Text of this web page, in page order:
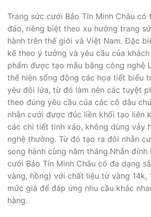
Trang sức cưới Bảo Tín Minh Châu
đáo, riêng biệt theo xu hướng trang
hành trên thế giới và Việt Nam. Đặc
kế theo ý tưởng và yêu cầu của khách
phẩm được tạo mẫu bằng công nghệ
thể hiện sống động các họa tiết biểu
yêu đôi lứa, từ đó làm nên các tuyệt
theo đúng yêu cầu của các cô dâu
nhẫn cưới được đúc liền khối tạo liên
các chi tiết tinh xảo, không dùng vảy
nghệ thường. Từ đó tạo ra đôi nhẫn
song hành cùng năm tháng.Nhẫn đính
cưới Bảo Tín Minh Châu có đa dạng
vàng, hồng) với chất liệu từ vàng 14k,
mức giá để đáp ứng nhu cầu khác
hàng.